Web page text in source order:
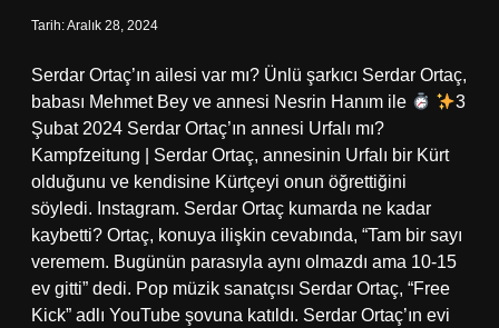
Tarih: Aralık 28, 2024
Serdar Ortaç’ın ailesi var mı? Ünlü şarkıcı Serdar Ortaç,
babası Mehmet Bey ve annesi Nesrin Hanım ile
3
Şubat 2024 Serdar Ortaç’ın annesi Urfalı mı?
Kampfzeitung | Serdar Ortaç, annesinin Urfalı bir Kürt
olduğunu ve kendisine Kürtçeyi onun öğrettiğini
söyledi. Instagram. Serdar Ortaç kumarda ne kadar
kaybetti? Ortaç, konuya ilişkin cevabında, “Tam bir sayı
veremem. Bugünün parasıyla aynı olmazdı ama 10-15
ev gitti” dedi. Pop müzik sanatçısı Serdar Ortaç, “Free
Kick” adlı YouTube şovuna katıldı. Serdar Ortaç’ın evi